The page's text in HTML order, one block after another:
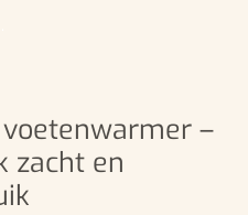
–
zacht en